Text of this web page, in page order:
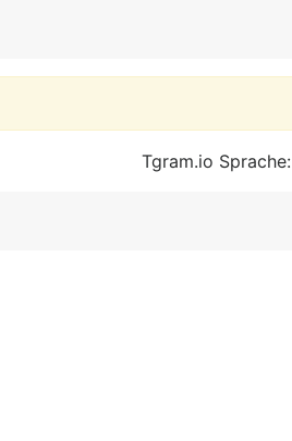
Tgram.io Sprache: